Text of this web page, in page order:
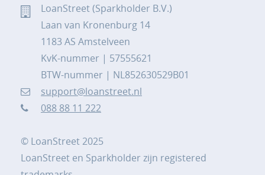
LoanStreet (Sparkholder B.V.)
Laan van Kronenburg 14
1183 AS Amstelveen
KvK-nummer | 57555621
BTW-nummer | NL852630529B01
support@loanstreet.nl
088 88 11 222
© LoanStreet 2025
LoanStreet en Sparkholder zijn registered